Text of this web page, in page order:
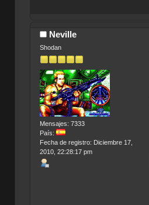
Neville
Shodan
Mensajes: 7333
País:
Fecha de registro: Diciembre 17,
2010, 22:28:17 pm